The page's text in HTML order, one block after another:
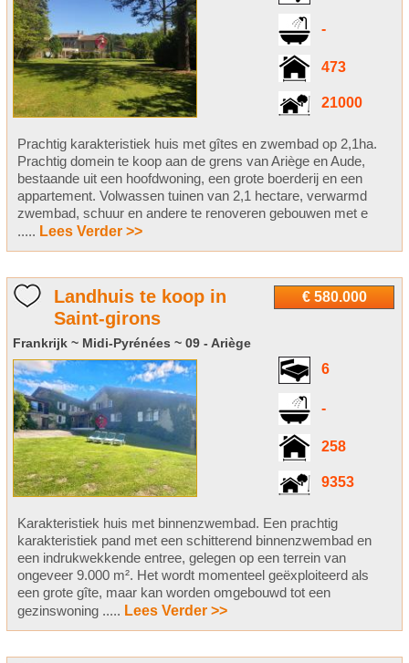
-
473
21000
Prachtig karakteristiek huis met gîtes en zwembad op 2,1ha.
Prachtig domein te koop aan de grens van Ariège en Aude,
bestaande uit een hoofdwoning, een grote boerderij en een
appartement. Volwassen tuinen van 2,1 hectare, verwarmd
zwembad, schuur en andere te renoveren gebouwen met e
..... Lees Verder >>
€ 580.000
Landhuis te koop in
Saint-girons
Frankrijk ~ Midi-Pyrénées ~ 09 - Ariège
6
-
258
9353
Karakteristiek huis met binnenzwembad. Een prachtig
karakteristiek pand met een schitterend binnenzwembad en
een indrukwekkende entree, gelegen op een terrein van
ongeveer 9.000 m². Het wordt momenteel geëxploiteerd als
een grote gîte, maar kan worden omgebouwd tot een
gezinswoning ..... Lees Verder >>